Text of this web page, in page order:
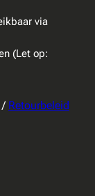
via
(Let op:
Retourbeleid